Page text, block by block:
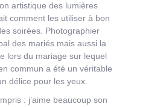
artistique des lumières
comment les utiliser à bon
soirées. Photographier
des mariés mais aussi la
lors du mariage sur lequel
commun a été un véritable
délice pour les yeux.
: j’aime beaucoup son